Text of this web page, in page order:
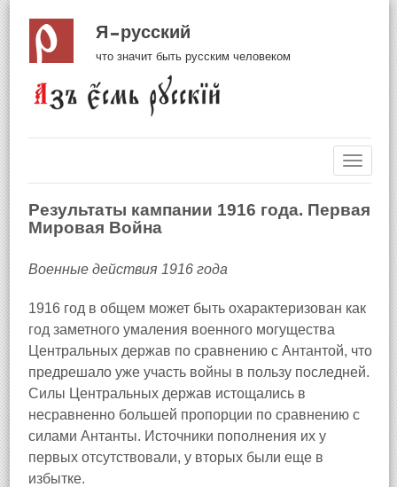
Я русский
что значит быть русским человеком
Результаты кампании 1916 года. Первая
Мировая Война
Военные действия 1916 года
1916 год в общем может быть охарактеризован как
год заметного умаления военного могущества
Центральных держав по сравнению с Антантой, что
предрешало уже участь войны в пользу последней.
Силы Центральных держав истощались в
несравненно большей пропорции по сравнению с
силами Антанты. Источники пополнения их у
первых отсутствовали, у вторых были еще в
избытке.